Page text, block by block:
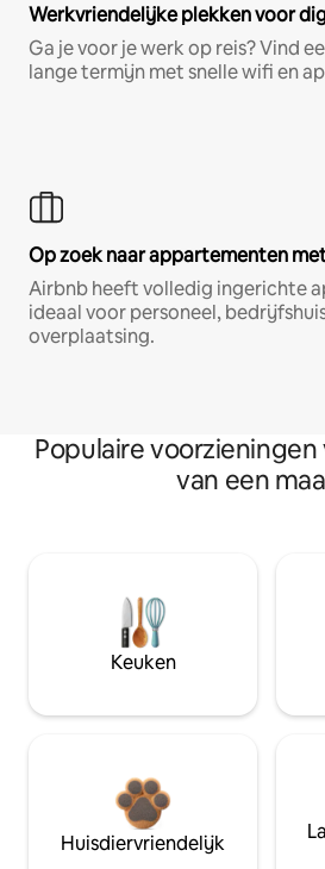
Werkvriendelijke plekken voor
Ga je voor je werk op reis? Vind
lange termijn met snelle wifi en
Op zoek naar appartementen
Airbnb heeft volledig ingerichte
ideaal voor personeel,
overplaatsing.
Populaire
van een
Keuken
Huisdiervriendelijk